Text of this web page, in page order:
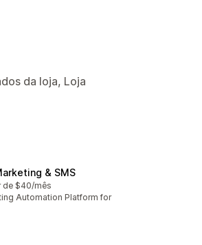
da loja, Loja
& SMS
de $40/mês
Automation Platform for